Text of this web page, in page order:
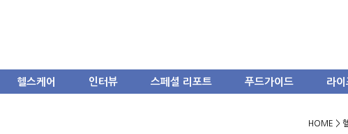
헬스케어 인터뷰 스페셜 리포트 푸드가이드 라이
HOME >